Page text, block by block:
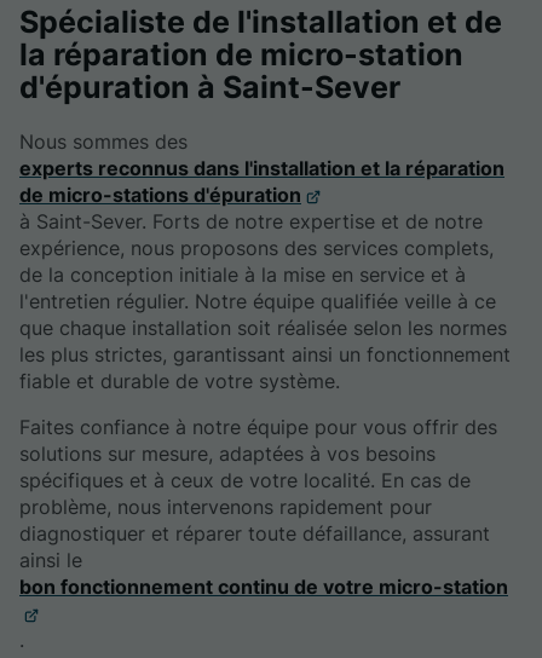
Spécialiste de l'installation et de
la réparation de micro-station
d'épuration à Saint-Sever
Nous sommes des
experts reconnus dans l'installation et la réparation
de micro-stations d'épuration
à Saint-Sever. Forts de notre expertise et de notre
expérience, nous proposons des services complets,
de la conception initiale à la mise en service et à
l'entretien régulier. Notre équipe qualifiée veille à ce
que chaque installation soit réalisée selon les normes
les plus strictes, garantissant ainsi un fonctionnement
fiable et durable de votre système.
Faites confiance à notre équipe pour vous offrir des
solutions sur mesure, adaptées à vos besoins
spécifiques et à ceux de votre localité. En cas de
problème, nous intervenons rapidement pour
diagnostiquer et réparer toute défaillance, assurant
ainsi le
bon fonctionnement continu de votre micro-station
.